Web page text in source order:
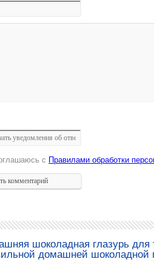
с Правилами обработки
шоколадная глазурь для
домашней шоколадной